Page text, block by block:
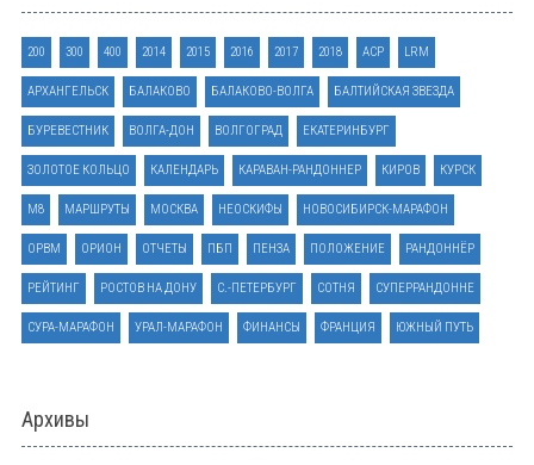
200 300 400 2014 2015 2016 2017 2018 ACP LRM
АРХАНГЕЛЬСК БАЛАКОВО БАЛАКОВО-ВОЛГА БАЛТИЙСКАЯ ЗВЕЗДА
БУРЕВЕСТНИК ВОЛГА-ДОН ВОЛГОГРАД ЕКАТЕРИНБУРГ
ЗОЛОТОЕ КОЛЬЦО КАЛЕНДАРЬ КАРАВАН-РАНДОННЕР КИРОВ КУРСК
М8 МАРШРУТЫ МОСКВА НЕОСКИФЫ НОВОСИБИРСК-МАРАФОН
ОРВМ ОРИОН ОТЧЕТЫ ПБП ПЕНЗА ПОЛОЖЕНИЕ РАНДОННЁР
РЕЙТИНГ РОСТОВ НА ДОНУ С.-ПЕТЕРБУРГ СОТНЯ СУПЕРРАНДОННЕ
СУРА-МАРАФОН УРАЛ-МАРАФОН ФИНАНСЫ ФРАНЦИЯ ЮЖНЫЙ ПУТЬ
Архивы